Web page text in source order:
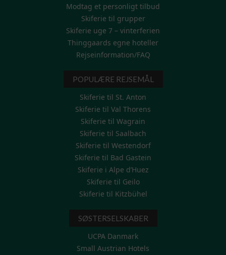
Modtag et personligt tilbud
Skiferie til grupper
Skiferie uge 7 – vinterferien
Thinggaards egne hoteller
Rejseinformation/FAQ
POPULÆRE REJSEMÅL
Skiferie til St. Anton
Skiferie til Val Thorens
Skiferie til Wagrain
Skiferie til Saalbach
Skiferie til Westendorf
Skiferie til Bad Gastein
Skiferie i Alpe d’Huez
Skiferie til Geilo
Skiferie til Kitzbühel
SØSTERSELSKABER
UCPA Danmark
Small Austrian Hotels